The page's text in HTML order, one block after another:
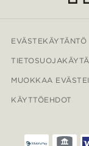
EVÄSTEKÄYTÄNTÖ
MUOKKAA
KÄYTTÖEHDOT